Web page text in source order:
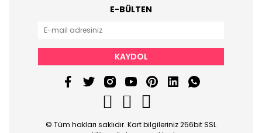
E-BÜLTEN
KAYDOL
© Tüm hakları saklıdır. Kart bilgileriniz 256bit SSL